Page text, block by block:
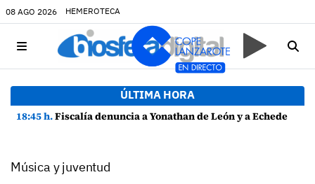
08 AGO 2026 HEMEROTECA
ÚLTIMA HORA
18:45 h.Fiscalía denuncia a Yonathan de León y a Echedey Eugenio por presuntas anomalías en contratos festivos
Música y juventud